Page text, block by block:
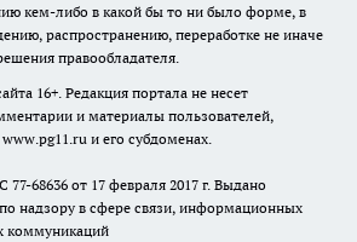
кем-либо в какой бы то ни было форме, в
распространению, переработке не иначе
правообладателя.
16+. Редакция портала не несет
и материалы пользователей,
и его субдоменах.
77-68636 от 17 февраля 2017 г. Выдано
надзору в сфере связи, информационных
коммуникаций